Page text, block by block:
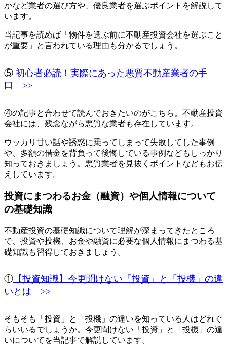
かなど業者の選び方や、優良業者を選ぶポイントを解説して
います。
当記事を読めば 「物件を選ぶ前に不動産投資会社を選ぶこと
が重要」と言われている理由 も分かるでしょう。
⑤ 初心者必読！実際にあった悪質不動産業者の手
口 >>
④の記事と合わせて読んでおきたいのがこちら。不動産投資
会社には、残念ながら悪質な業者も存在しています。
ウッカリ甘い話や誘惑に乗ってしまって失敗してした事例
や、多額の借金を背負って後悔している事例などもしっかり
知っておきましょう。悪質業者を見抜くポイントなどもお伝
えしています。
投資にまつわるお金（融資）や個人情報について
の基礎知識
不動産投資の基礎知識について理解が深まってきたところ
で、 投資や投機、お金や融資に必要な個人情報にまつわる基
礎知識も習得しておきましょう。
① 【投資知識】今更聞けない「投資」と「投機」の違
いとは >>
そもそも「投資」と「投機」の違いを知っている人はどれぐ
らいいるでしょうか。今更聞けない「投資」と「投機」の違
いについてを当記事で解説しています。